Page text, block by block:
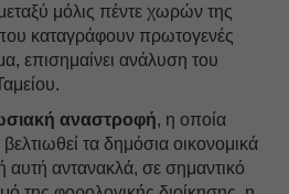
μόλις πέντε χωρών της
καταγράφουν πρωτογενές
επισημαίνει ανάλυση του
αναστροφή, η οποία
τα δημόσια οικονομικά
αντανακλά, σε σημαντικό